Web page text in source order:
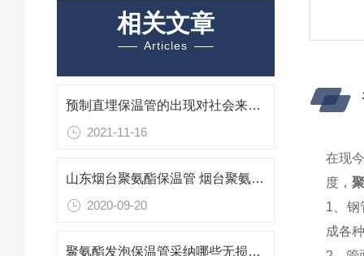
相关文章
Articles
预制直埋保温管的出现对社会来说意味着什么
2021-11-16
山东烟台聚氨酯保温管 烟台聚氨酯保温管厂家报价
2020-09-20
聚氨酯发泡保温管采纳哪些无损探伤方法
在现
度，
1、钢
成各